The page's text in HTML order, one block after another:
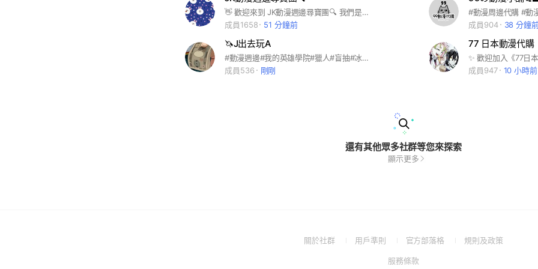
👋 歡迎來到 JK動漫週邊尋寶團🔍 我們是兩位來日本打工度假的夥伴，為了補貼家用，每個月都會固定回台灣一次✈️ 希望能幫大家找到心心念念的動漫週邊，無論是最新限定款還是稀有收藏，都會盡力替你尋寶！ 我們的宗旨：真心、用心、長期相伴 💕 一起享受二次元的快樂，也期待與大家成為長久的朋友！
成員1658
51 分鐘前
#動漫周邊代購 #動
成員904
38 分鐘
🦄J出去玩A
#動漫週邊#我的英雄學院#獵人#盲抽#冰之城牆#gachiakuta#排球少年
成員536
剛剛
77 日本動漫代購
成員947
10 小時前
還有其他眾多社群等您來探索
顯示更多
關於社群
(Open用戶準則
(Open
a
官方部落格
(Open規則及政策(Open
服務條款(Open